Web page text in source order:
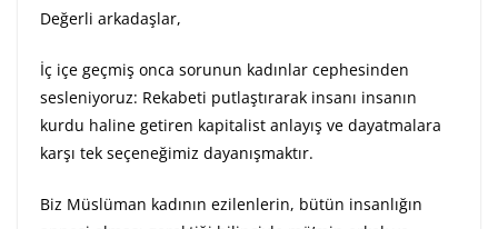
Değerli arkadaşlar,
İç içe geçmiş onca sorunun kadınlar cephesinden
sesleniyoruz: Rekabeti putlaştırarak insanı insanın
kurdu haline getiren kapitalist anlayış ve dayatmalara
karşı tek seçeneğimiz dayanışmaktır.
Biz Müslüman kadının ezilenlerin, bütün insanlığın